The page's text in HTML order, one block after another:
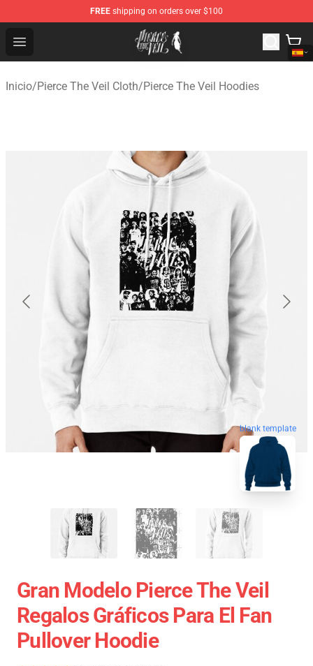
FREE shipping on orders over $100
Open menu
Pierce The Veil Store - Official Pierce The Veil
Inicio/Pierce The Veil Cloth/Pierce The Veil Hoodies
blank template
Gran Modelo Pierce The Veil
Regalos Gráficos Para El Fan
Pullover Hoodie